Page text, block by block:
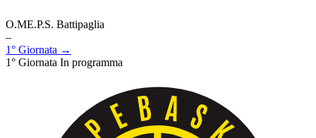
O.ME.P.S. Battipaglia
–
1° Giornata →
1° Giornata In programma